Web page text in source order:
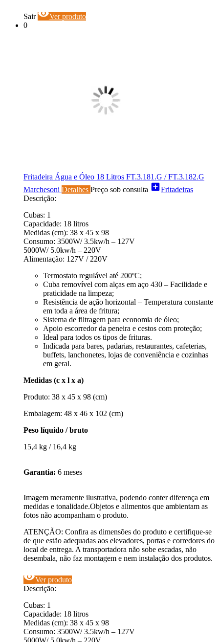
Sair visibilityVer produto
0
Fritadeira Água e Óleo 18 Litros FT.3.181.G / FT.3.182.G
Marchesoni Detalhes Preço sob consulta add_boxFritadeiras
Descrição:
Cubas: 1
Capacidade: 18 litros
Medidas (cm): 38 x 45 x 98
Consumo: 3500W/ 3.5kw/h – 127V
5000W/ 5.0kw/h – 220V
Alimentação: 127V / 220V
Termostato regulável até 200ºC;
Cuba removível com alças em aço 430 – Facilidade e
praticidade na limpeza;
Resistência de ação horizontal – Temperatura constante
em toda a área de fritura;
Sistema de filtragem para economia de óleo;
Apoio escorredor da peneira e cestos com proteção;
Ideal para todos os tipos de frituras.
Indicada para bares, padarias, restaurantes, cafeterias,
buffets, lanchonetes, lojas de conveniência e cozinhas
em geral.
Medidas (c x l x a)
Produto: 38 x 45 x 98 (cm)
Embalagem: 48 x 46 x 102 (cm)
Peso líquido / bruto
15,4 kg / 16,4 kg
Garantia: 6 meses
Imagem meramente ilustrativa, podendo conter diferença em
medidas e tonalidade.Objetos e alimentos que ambientam as
fotos não acompanham o produto.
ATENÇÃO: Confira as dimensões do produto e certifique-se
de que estão adequadas aos elevadores, portas e corredores do
local de entrega. A transportadora não sobe escadas, não
desembala, não faz montagem e nem instalação dos produtos.
visibilityVer produto
Descrição:
Cubas: 1
Capacidade: 18 litros
Medidas (cm): 38 x 45 x 98
Consumo: 3500W/ 3.5kw/h – 127V